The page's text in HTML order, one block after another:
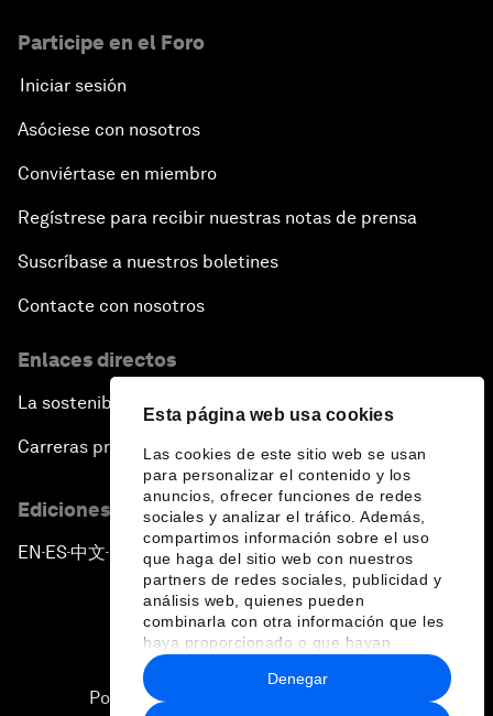
Esta página web usa cookies
Las cookies de este sitio web se usan
para personalizar el contenido y los
anuncios, ofrecer funciones de redes
sociales y analizar el tráfico. Además,
compartimos información sobre el uso
que haga del sitio web con nuestros
partners de redes sociales, publicidad y
análisis web, quienes pueden
combinarla con otra información que les
haya proporcionado o que hayan
recopilado a partir del uso que haya
hecho de sus servicios.
Denegar
Participe en el Foro
Iniciar sesión
Asóciese con nosotros
Conviértase en miembro
Regístrese para recibir nuestras notas de prensa
Suscríbase a nuestros boletines
Contacte con nosotros
Enlaces directos
La sostenibilidad en el Foro
Carreras profesionales
Ediciones en otros idiomas
EN ▪ES▪中文▪ 日本語
Política de privacidad y normas de uso